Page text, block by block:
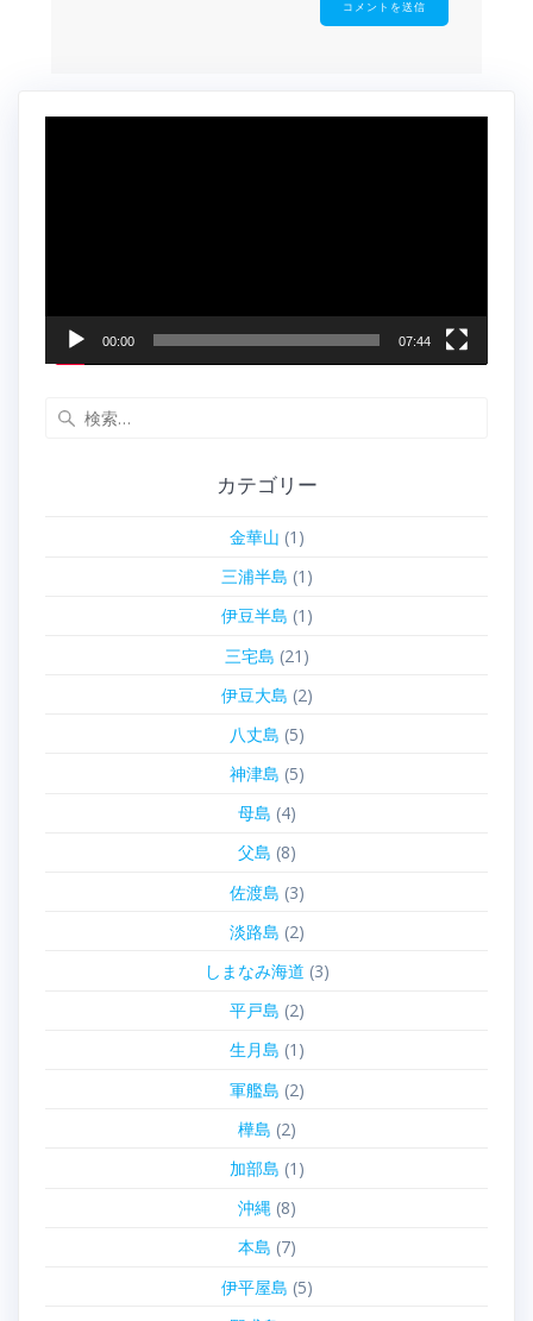
00:00 07:44
カテゴリー
金華山 (1)
三浦半島 (1)
伊豆半島 (1)
三宅島 (21)
伊豆大島 (2)
八丈島 (5)
神津島 (5)
母島 (4)
父島 (8)
佐渡島 (3)
淡路島 (2)
しまなみ海道 (3)
平戸島 (2)
生月島 (1)
軍艦島 (2)
樺島 (2)
加部島 (1)
沖縄(8)
本島 (7)
伊平屋島 (5)